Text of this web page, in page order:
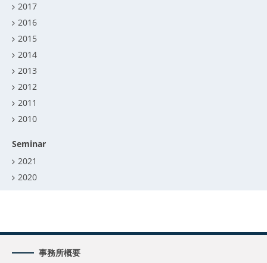
2017
2016
2015
2014
2013
2012
2011
2010
Seminar
2021
2020
事務所概要